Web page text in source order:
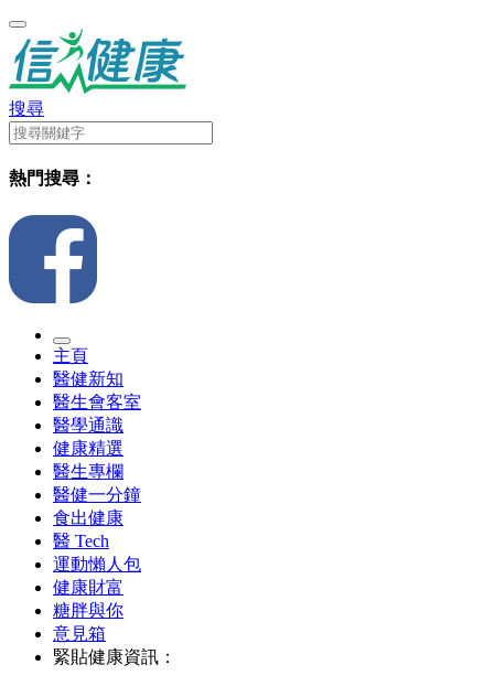
搜尋
熱門搜尋：
主頁
醫健新知
醫生會客室
醫學通識
健康精選
醫生專欄
醫健一分鐘
食出健康
醫 Tech
運動懶人包
健康財富
糖胖與你
意見箱
緊貼健康資訊：